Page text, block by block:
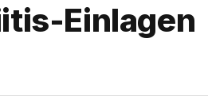
Einlagen